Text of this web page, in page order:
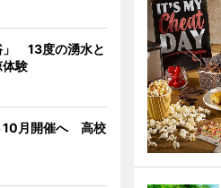
」 13度の湧水と
験
10月開催へ 高校